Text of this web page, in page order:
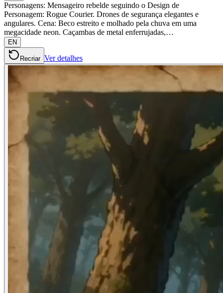
Personagens: Mensageiro rebelde seguindo o Design de
Personagem: Rogue Courier. Drones de segurança elegantes e
angulares. Cena: Beco estreito e molhado pela chuva em uma
megacidade neon. Caçambas de metal enferrujadas,…
EN
Recriar Ver detalhes